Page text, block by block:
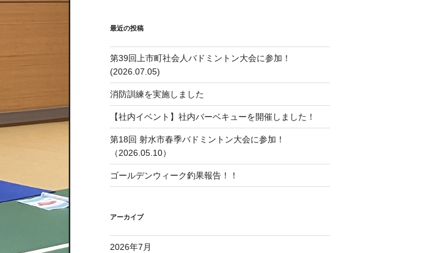
最近の投稿
第39回上市町社会人バドミントン大会に参加！
(2026.07.05)
消防訓練を実施しました
【社内イベント】社内バーベキューを開催しました！
第18回 射水市春季バドミントン大会に参加！
（2026.05.10）
ゴールデンウィーク釣果報告！！
アーカイブ
2026年7月